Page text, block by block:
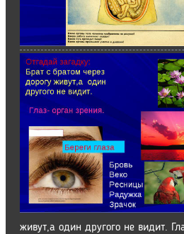
живут,а один другого не видит.